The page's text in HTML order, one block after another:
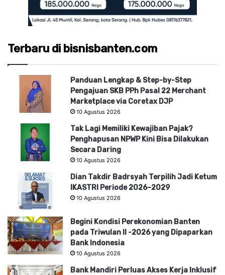
Terbaru di bisnisbanten.com
Panduan Lengkap & Step-by-Step
Pengajuan SKB PPh Pasal 22 Merchant
Marketplace via Coretax DJP
10 Agustus 2026
Tak Lagi Memiliki Kewajiban Pajak?
Penghapusan NPWP Kini Bisa Dilakukan
Secara Daring
10 Agustus 2026
Dian Takdir Badrsyah Terpilih Jadi Ketum
IKASTRI Periode 2026–2029
10 Agustus 2026
Begini Kondisi Perekonomian Banten
pada Triwulan II -2026 yang Dipaparkan
Bank Indonesia
10 Agustus 2026
Bank Mandiri Perluas Akses Kerja Inklusif